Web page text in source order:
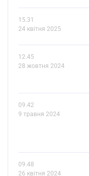
15.31
24 квітня 2025
12.45
28 жовтня 2024
09.42
9 травня 2024
09.48
26 квітня 2024